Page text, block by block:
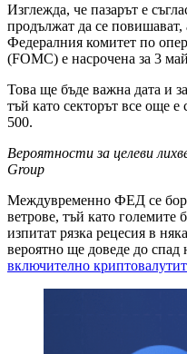
Изглежда, че пазарът е
продължат да се повишават,
Федералния комитет по
(FOMC) е насрочена за 3
Това ще бъде важна дата и
тъй като секторът все още
500.
Вероятности за целеви
Group
Междувременно ФЕД се
ветрове, тъй като
изпитат рязка рецесия в
вероятно ще доведе до спад
включително